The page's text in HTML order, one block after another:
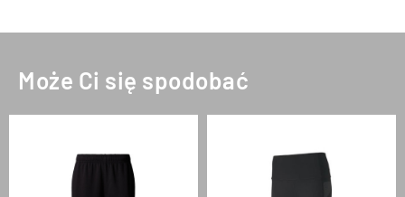
Może Ci się spodobać